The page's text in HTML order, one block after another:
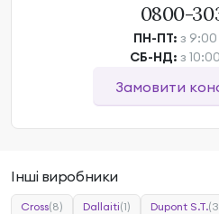
0800-
ПН-ПТ: з
СБ-НД: з
Замовити
Інші виробники
Cross(8) Dallaiti(1) Dupont S.T.